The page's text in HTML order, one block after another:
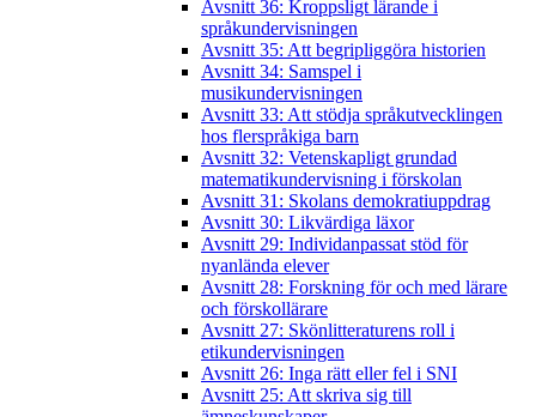
Avsnitt 36: Kroppsligt lärande i
språkundervisningen
Avsnitt 35: Att begripliggöra historien
Avsnitt 34: Samspel i
musikundervisningen
Avsnitt 33: Att stödja språkutvecklingen
hos flerspråkiga barn
Avsnitt 32: Vetenskapligt grundad
matematikundervisning i förskolan
Avsnitt 31: Skolans demokratiuppdrag
Avsnitt 30: Likvärdiga läxor
Avsnitt 29: Individanpassat stöd för
nyanlända elever
Avsnitt 28: Forskning för och med lärare
och förskollärare
Avsnitt 27: Skönlitteraturens roll i
etikundervisningen
Avsnitt 26: Inga rätt eller fel i SNI
Avsnitt 25: Att skriva sig till